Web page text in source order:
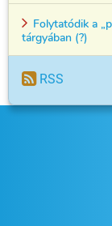
Folytatódik a
tárgyában (?)
RSS